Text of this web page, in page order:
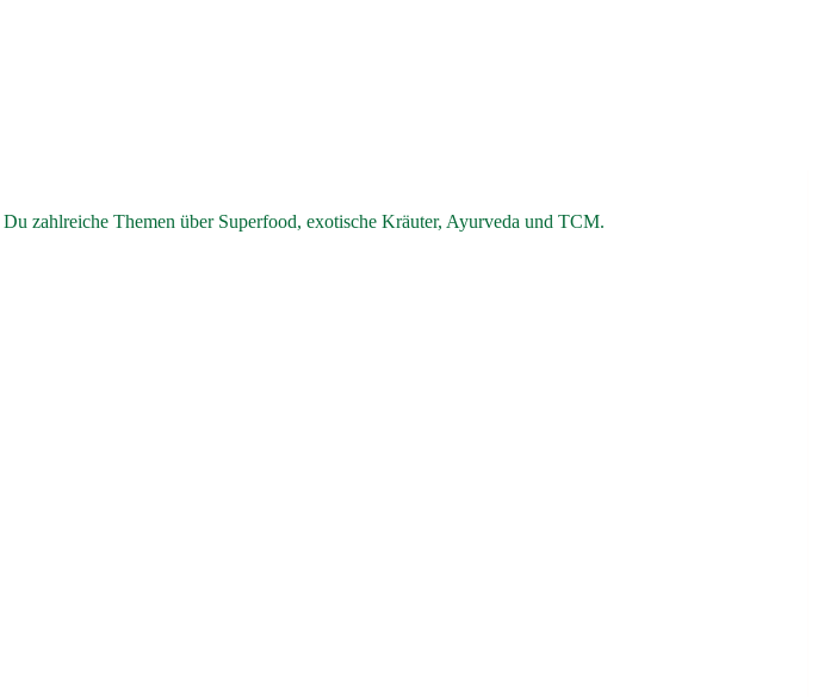
zahlreiche Themen über Superfood, exotische Kräuter, Ayurveda und TCM.